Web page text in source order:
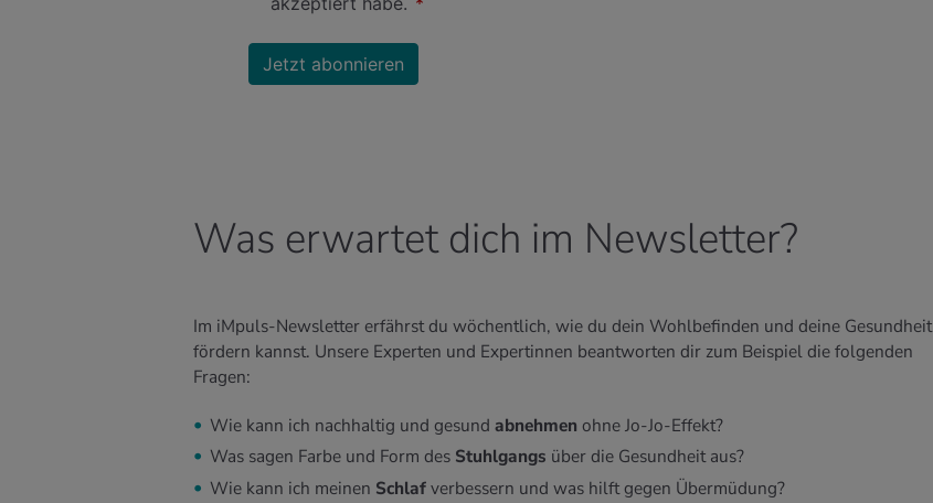
Was erwartet dich im Newsletter?
Im iMpuls-Newsletter erfährst du wöchentlich, wie du dein Wohlbefinden und deine Gesundheit
fördern kannst. Unsere Experten und Expertinnen beantworten dir zum Beispiel die folgenden
Fragen:
Wie kann ich nachhaltig und gesund abnehmen ohne Jo-Jo-Effekt?
Was sagen Farbe und Form des Stuhlgangs über die Gesundheit aus?
Wie kann ich meinen Schlafverbessern und was hilft gegen Übermüdung?